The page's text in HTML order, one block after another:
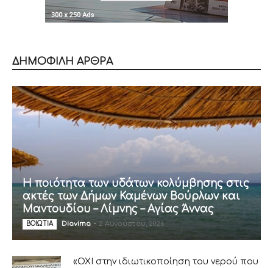
ΔΗΜΟΦΙΛΗ ΑΡΘΡΑ
Η ποιότητα των υδάτων κολύμβησης στις
ακτές των Δήμων Καμένων Βούρλων και
Μαντουδίου – Λίμνης – Αγίας Άννας
ΒΟΙΩΤΙΑ Diavima - 2 Αυγούστου, 2026
«ΟΧΙ στην ιδιωτικοποίηση του νερού που